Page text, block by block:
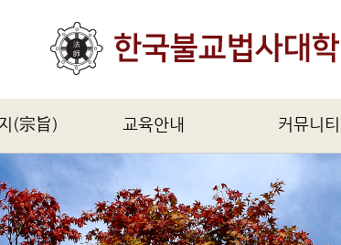
(宗旨) 교육안내
법사과정(1년)
대법사과정(2년)
커뮤니티
법사불교신문
자유게시판